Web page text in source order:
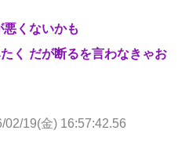
くないかも
く だが断るを言わなきゃお
02/19(金) 16:57:42.56